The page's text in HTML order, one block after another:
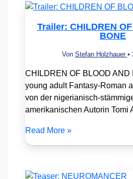
Trailer: CHILDREN
BONE
Von Stefan Holzhauer •
CHILDREN OF BLOOD AND
young adult Fantasy-Roman
von der nigerianisch-
amerikanischen Autorin Tomi
Read More »